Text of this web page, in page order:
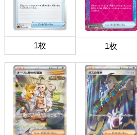
1枚 1枚